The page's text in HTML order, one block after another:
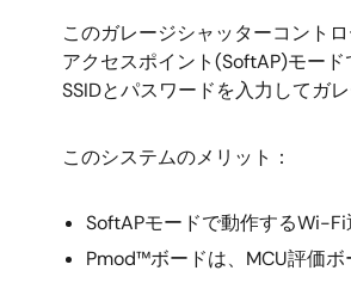
説
明
このガレージシャッターコント
アクセスポイント(SoftAP)モー
SSIDとパスワードを入力してガ
このシステムのメリット：
SoftAPモードで動作するWi-Fi
Pmod™ボードは、MCU評価ボ